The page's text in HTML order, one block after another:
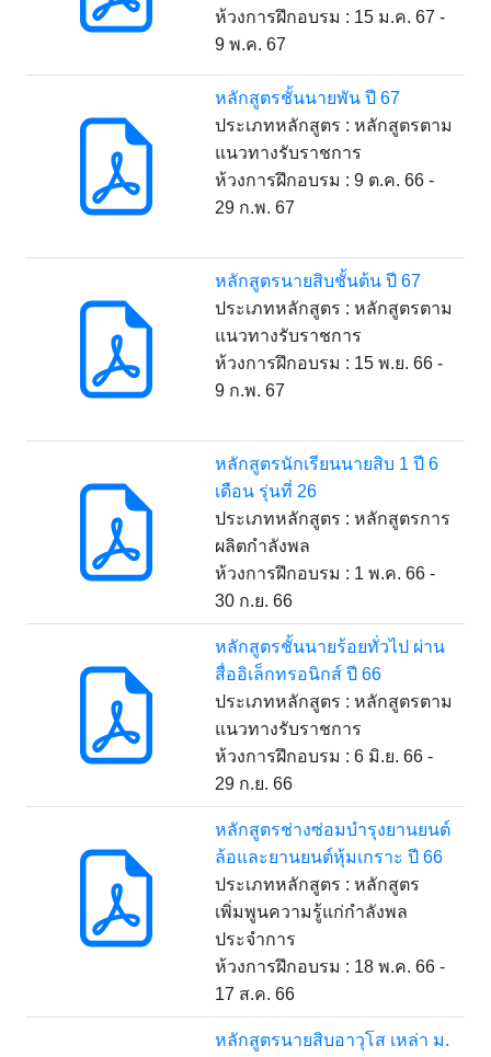
ห้วงการฝึกอบรม : 15 ม.ค. 67 -
9 พ.ค. 67
หลักสูตรชั้นนายพัน ปี 67
ประเภทหลักสูตร : หลักสูตรตาม
แนวทางรับราชการ
ห้วงการฝึกอบรม : 9 ต.ค. 66 -
29 ก.พ. 67
หลักสูตรนายสิบชั้นต้น ปี 67
ประเภทหลักสูตร : หลักสูตรตาม
แนวทางรับราชการ
ห้วงการฝึกอบรม : 15 พ.ย. 66 -
9 ก.พ. 67
หลักสูตรนักเรียนนายสิบ 1 ปี 6
เดือน รุ่นที่ 26
ประเภทหลักสูตร : หลักสูตรการ
ผลิตกำลังพล
ห้วงการฝึกอบรม : 1 พ.ค. 66 -
30 ก.ย. 66
หลักสูตรชั้นนายร้อยทั่วไป ผ่าน
สื่ออิเล็กทรอนิกส์ ปี 66
ประเภทหลักสูตร : หลักสูตรตาม
แนวทางรับราชการ
ห้วงการฝึกอบรม : 6 มิ.ย. 66 -
29 ก.ย. 66
หลักสูตรช่างซ่อมบำรุงยานยนต์
ล้อและยานยนต์หุ้มเกราะ ปี 66
ประเภทหลักสูตร : หลักสูตร
เพิ่มพูนความรู้แก่กำลังพล
ประจำการ
ห้วงการฝึกอบรม : 18 พ.ค. 66 -
17 ส.ค. 66
หลักสูตรนายสิบอาวุโส เหล่า ม.